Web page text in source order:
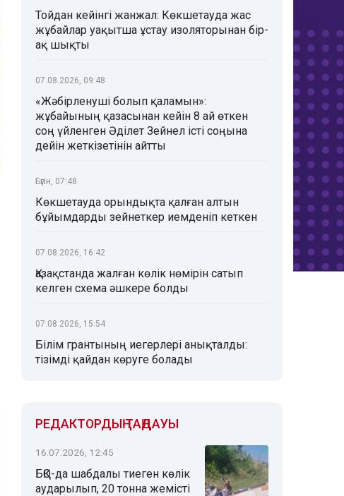
Тойдан кейінгі жанжал: Көкшетауда жас
жұбайлар уақытша ұстау изоляторынан бір-
ақ шықты
07.08.2026, 09:48
«Жәбірленуші болып қаламын»:
жұбайының қазасынан кейін 8 ай өткен
соң үйленген Әділет Зейнел істі соңына
дейін жеткізетінін айтты
Бүгін, 07:48
Көкшетауда орындықта қалған алтын
бұйымдарды зейнеткер иемденіп кеткен
07.08.2026, 16:42
Қазақстанда жалған көлік нөмірін сатып
келген схема әшкере болды
07.08.2026, 15:54
Білім грантының иегерлері анықталды:
тізімді қайдан көруге болады
РЕДАКТОРДЫҢ ТАҢДАУЫ
16.07.2026, 12:45
БҚО-да шабдалы тиеген көлік
аударылып, 20 тонна жемісті